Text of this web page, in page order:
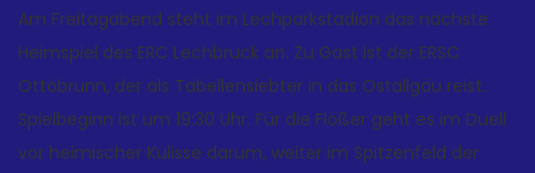
Am Freitagabend steht im Lechparkstadion das nächste
Heimspiel des ERC Lechbruck an. Zu Gast ist der ERSC
Ottobrunn, der als Tabellensiebter in das Ostallgäu reist.
Spielbeginn ist um 19:30 Uhr. Für die Flößer geht es im Duell
vor heimischer Kulisse darum, weiter im Spitzenfeld der